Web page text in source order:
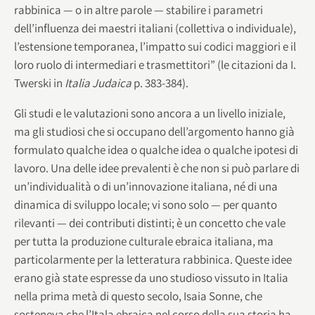
rabbinica — o in altre parole — stabilire i parametri
dell’influenza dei maestri italiani (collettiva o individuale),
l’estensione temporanea, l’impatto sui codici maggiori e il
loro ruolo di intermediari e trasmettitori” (le citazioni da I.
Twerski in Italia Judaicap. 383-384).
Gli studi e le valutazioni sono ancora a un livello iniziale,
ma gli studiosi che si occupano dell’argomento hanno già
formulato qualche idea o qualche idea o qualche ipotesi di
lavoro. Una delle idee prevalenti è che non si può parlare di
un’individualità o di un’innovazione italiana, né di una
dinamica di sviluppo locale; vi sono solo — per quanto
rilevanti — dei contributi distinti; è un concetto che vale
per tutta la produzione culturale ebraica italiana, ma
particolarmente per la letteratura rabbinica. Queste idee
erano già state espresse da uno studioso vissuto in Italia
nella prima metà di questo secolo, Isaia Sonne, che